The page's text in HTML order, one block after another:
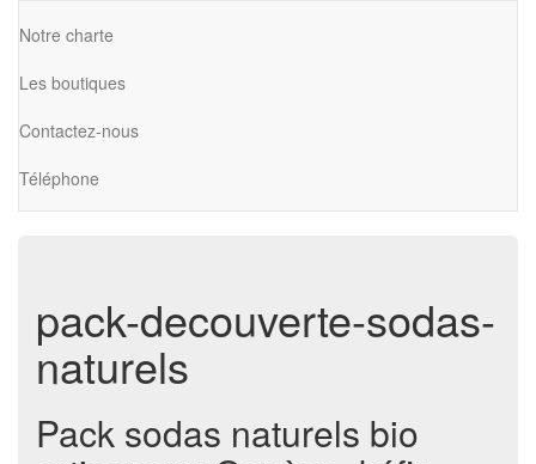
Notre charte
Les boutiques
Contactez-nous
Téléphone
pack-decouverte-sodas-
naturels
Pack sodas naturels bio